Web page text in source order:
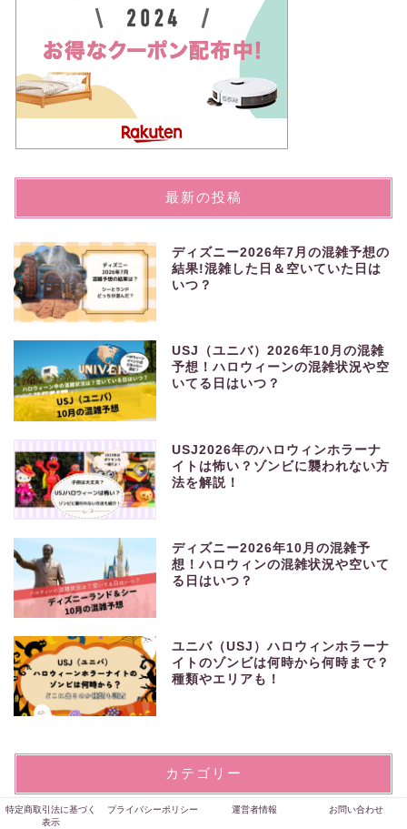
最新の投稿
ディズニー2026年7月の混雑予想の
結果!混雑した日＆空いていた日は
いつ？
USJ（ユニバ）2026年10月の混雑
予想！ハロウィーンの混雑状況や空
いてる日はいつ？
USJ2026年のハロウィンホラーナ
イトは怖い？ゾンビに襲われない方
法を解説！
ディズニー2026年10月の混雑予
想！ハロウィンの混雑状況や空いて
る日はいつ？
ユニバ（USJ）ハロウィンホラーナ
イトのゾンビは何時から何時まで？
種類やエリアも！
カテゴリー
特定商取引法に基づく
表示
プライバシーポリシー 運営者情報 お問い合わせ